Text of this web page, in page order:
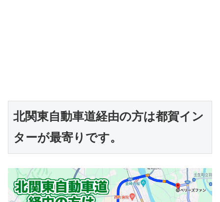
北関東自動車道経由の方は都賀イン
ターが最寄りです。